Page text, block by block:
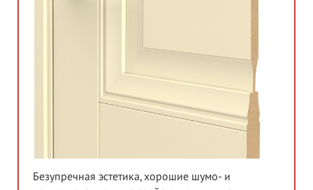
Безупречная эстетика, хорошие шумо- и